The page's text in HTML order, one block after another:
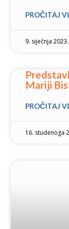
PROČITAJ
9. siječnja
Mariji
PROČITAJ
16. studenoga